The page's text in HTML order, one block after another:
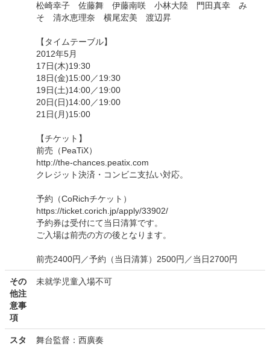
松崎幸子 佐藤舞 伊藤南咲 小林大陸 門田真幸 み
そ 清水恵理奈 横尾宏美 渡辺昇
【タイムテーブル】
2012年5月
17日(木)19:30
18日(金)15:00／19:30
19日(土)14:00／19:00
20日(日)14:00／19:00
21日(月)15:00
【チケット】
前売（PeaTiX）
http://the-chances.peatix.com
クレジット決済・コンビニ支払い対応。
予約（CoRichチケット）
https://ticket.corich.jp/apply/33902/
予約券は受付にて当日清算です。
ご入場は前売の方の後となります。
前売2400円／予約（当日清算）2500円／当日2700円
その
他注
意事
項
未就学児童入場不可
スタ
舞台監督：西廣奏